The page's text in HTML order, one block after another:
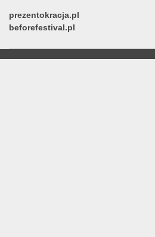
prezentokracja.pl
beforefestival.pl